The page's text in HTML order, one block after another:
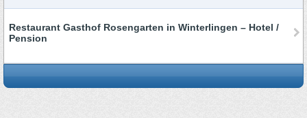
Restaurant Gasthof Rosengarten in Winterlingen – Hotel /
Pension